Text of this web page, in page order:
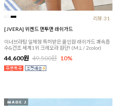
리뷰:31
[JVERA] 위켄드 맨투맨 래쉬가드
이너브라탑 일체형 특허받은 올인원 래쉬가드 쾌속흡
수&건조 세계1위 크레오라 원단! (M,L / 2color)
44,600원 49,500원 10%